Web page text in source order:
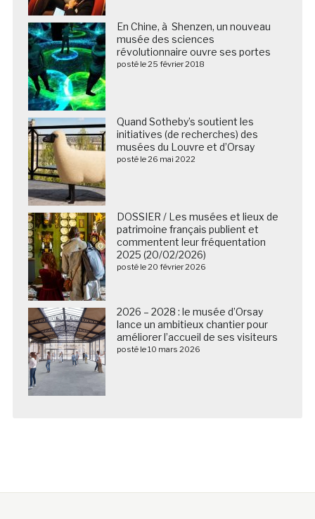
En Chine, à Shenzen, un nouveau
musée des sciences
révolutionnaire ouvre ses portes
posté le 25 février 2018
Quand Sotheby’s soutient les
initiatives (de recherches) des
musées du Louvre et d’Orsay
posté le 26 mai 2022
DOSSIER / Les musées et lieux de
patrimoine français publient et
commentent leur fréquentation
2025 (20/02/2026)
posté le 20 février 2026
2026 – 2028 : le musée d’Orsay
lance un ambitieux chantier pour
améliorer l’accueil de ses visiteurs
posté le 10 mars 2026